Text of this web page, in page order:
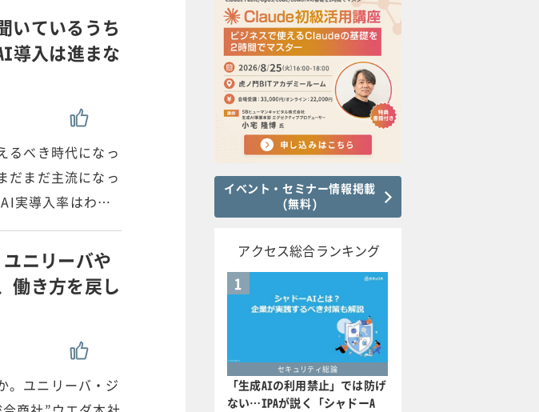
いているうち
導入は進まな
るべき時代になっ
だまだ主流になっ
実導入率はわ…
ユニリーバや
働き方を戻し
。ユニリーバ・ジ
イベント・セミナー情報掲載
(無料)
アクセス総合ランキング
1
セキュリティ総論
「生成AIの利用禁止」では防げ
ない…IPAが説く「シャドーA